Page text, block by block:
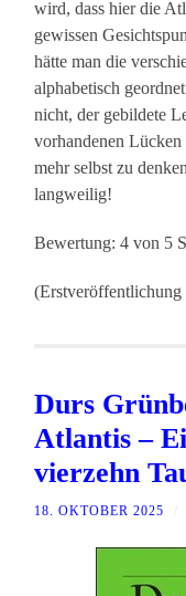
wird, dass hier die
gewissen
hätte man die
alphabetisch
nicht, der gebildete
vorhandenen Lücken
mehr selbst zu
langweilig!
Bewertung: 4 von 5
Durs
Atlantis –
vierzehn
18. OKTOBER 2025